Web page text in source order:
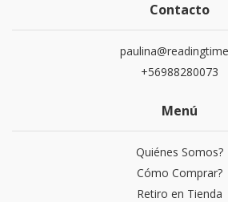
Contacto
+56988280073
Menú
Quiénes Somos?
Cómo Comprar?
Retiro en Tienda